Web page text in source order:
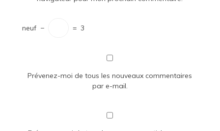
neuf − = 3
Prévenez-moi de tous les nouveaux commentaires
par e-mail.